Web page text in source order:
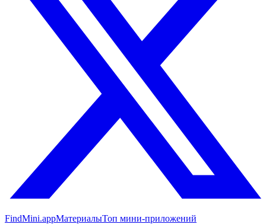
FindMini.appМатериалыТоп мини-приложений